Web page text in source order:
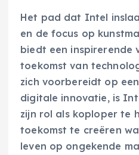
Het pad dat Intel
en de focus op
biedt een inspirerende
toekomst van
zich voorbereidt op
digitale innovatie, is
zijn rol als koploper te
toekomst te creëren
leven op ongekende